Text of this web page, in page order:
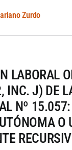
Zurdo
LABORAL
INC. J) DE
Nº
O